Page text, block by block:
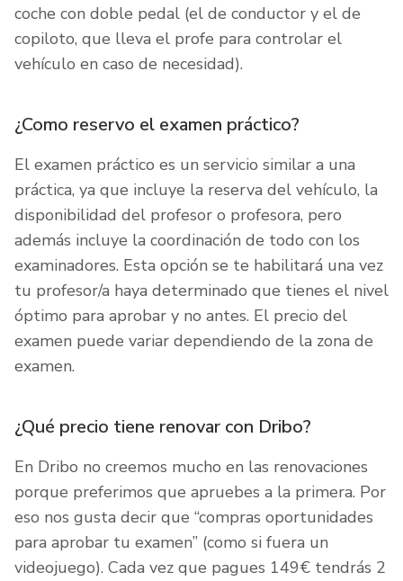
coche con doble pedal (el de conductor y el de
copiloto, que lleva el profe para controlar el
vehículo en caso de necesidad).
¿Como reservo el examen práctico?
El examen práctico es un servicio similar a una
práctica, ya que incluye la reserva del vehículo, la
disponibilidad del profesor o profesora, pero
además incluye la coordinación de todo con los
examinadores. Esta opción se te habilitará una vez
tu profesor/a haya determinado que tienes el nivel
óptimo para aprobar y no antes. El precio del
examen puede variar dependiendo de la zona de
examen.
¿Qué precio tiene renovar con Dribo?
En Dribo no creemos mucho en las renovaciones
porque preferimos que apruebes a la primera. Por
eso nos gusta decir que “compras oportunidades
para aprobar tu examen” (como si fuera un
videojuego). Cada vez que pagues 149€ tendrás 2